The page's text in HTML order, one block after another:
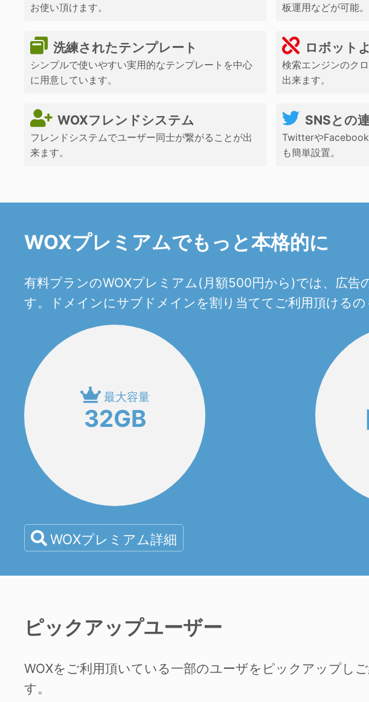
お使い頂けます。
洗練されたテンプレート
シンプルで使いやすい実用的なテンプレートを中心
に用意しています。
WOXフレンドシステム
フレンドシステムでユーザー同士が繋がることが出
来ます。
板運用などが可能。
ロボット
検索エンジンのク
出来ます。
SNSとの
Twitterや
も簡単設置。
WOXプレミアムでもっと本格的に
有料プランのWOXプレミアム(月額500円から)では、広告
す。ドメインにサブドメインを割り当ててご利用頂けるの
最大容量
32GB
WOXプレミアム詳細
ピックアップユーザー
WOXをご利用頂いている一部のユーザをピックアップし
す。